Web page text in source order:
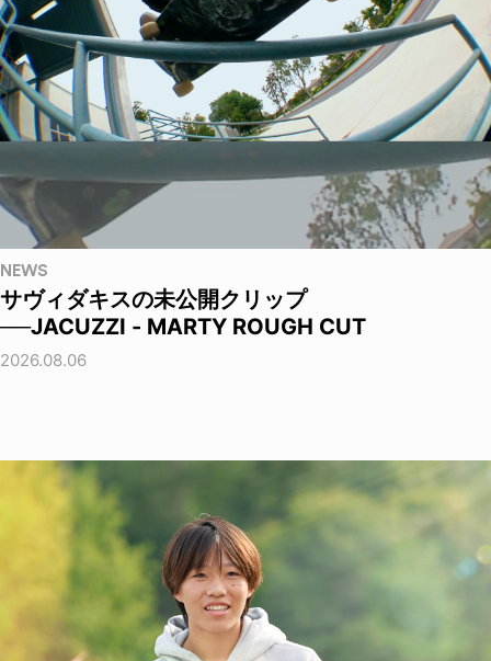
NEWS
サヴィダキスの未公開クリップ
──JACUZZI - MARTY ROUGH CUT
2026.08.06